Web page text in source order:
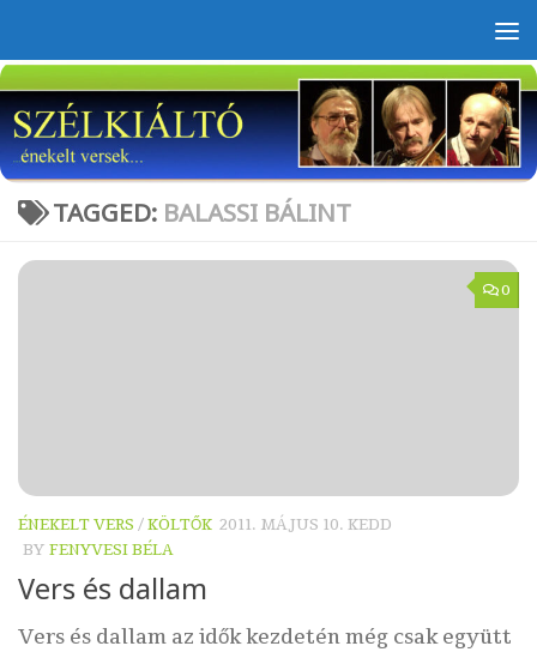
TAGGED: BALASSI BÁLINT
0
ÉNEKELT VERS /KÖLTŐK 2011. MÁJUS 10. KEDD
BY FENYVESI BÉLA
Vers és dallam
Vers és dallam az idők kezdetén még csak együtt